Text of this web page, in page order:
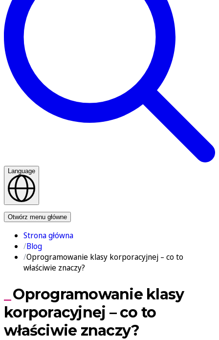
Language
Otwórz menu główne
Strona główna
Blog
Oprogramowanie klasy korporacyjnej – co to
właściwie znaczy?
Oprogramowanie klasy
korporacyjnej – co to
właściwie znaczy?